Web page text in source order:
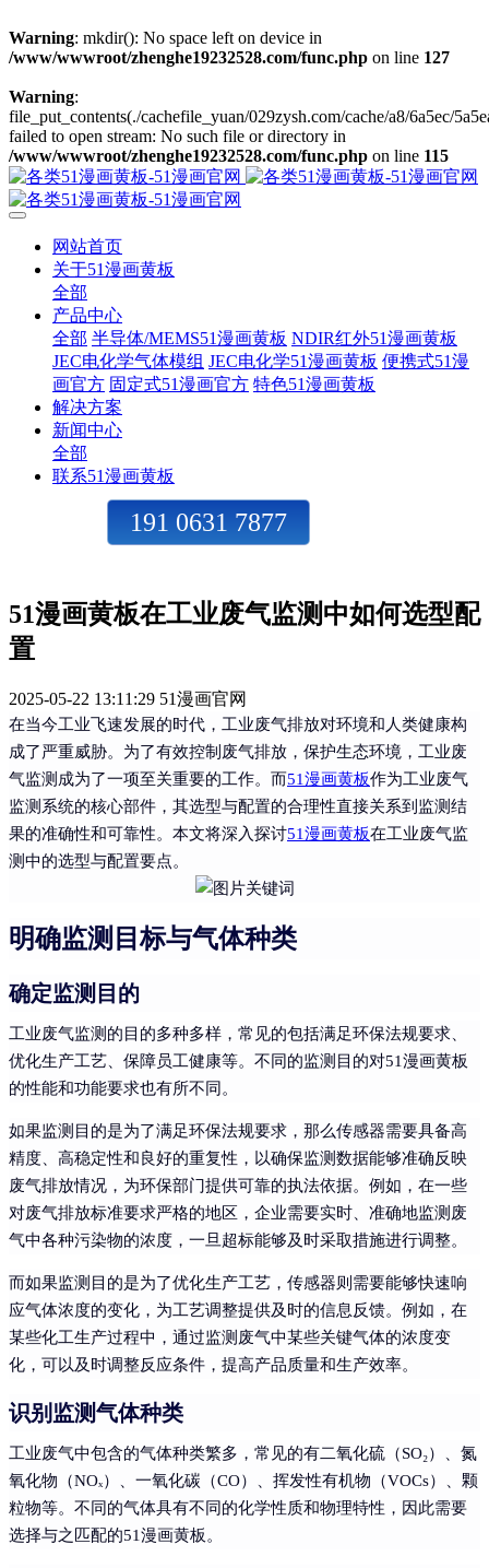
Warning: mkdir(): No space left on device in
/www/wwwroot/zhenghe19232528.com/func.php on line 127
Warning:
file_put_contents(./cachefile_yuan/029zysh.com/cache/a8/6a5ec/
failed to open stream: No such file or directory in
/www/wwwroot/zhenghe19232528.com/func.php on line 115
网站首页
关于51漫画黄板
全部
产品中心
全部 半导体/MEMS51漫画黄板 NDIR红外51漫画黄板
JEC电化学气体模组 JEC电化学51漫画黄板 便携式51漫
画官方 固定式51漫画官方 特色51漫画黄板
解决方案
新闻中心
全部
联系51漫画黄板
191 0631 7877
51漫画黄板在工业废气监测中如何选型配
置
2025-05-22 13:11:29 51漫画官网
在当今工业飞速发展的时代，工业废气排放对环境和人类健康构
成了严重威胁。为了有效控制废气排放，保护生态环境，工业废
气监测成为了一项至关重要的工作。而51漫画黄板作为工业废气
监测系统的核心部件，其选型与配置的合理性直接关系到监测结
果的准确性和可靠性。本文将深入探讨51漫画黄板在工业废气监
测中的选型与配置要点。
明确监测目标与气体种类
确定监测目的
工业废气监测的目的多种多样，常见的包括满足环保法规要求、
优化生产工艺、保障员工健康等。不同的监测目的对51漫画黄板
的性能和功能要求也有所不同。
如果监测目的是为了满足环保法规要求，那么传感器需要具备高
精度、高稳定性和良好的重复性，以确保监测数据能够准确反映
废气排放情况，为环保部门提供可靠的执法依据。例如，在一些
对废气排放标准要求严格的地区，企业需要实时、准确地监测废
气中各种污染物的浓度，一旦超标能够及时采取措施进行调整。
而如果监测目的是为了优化生产工艺，传感器则需要能够快速响
应气体浓度的变化，为工艺调整提供及时的信息反馈。例如，在
某些化工生产过程中，通过监测废气中某些关键气体的浓度变
化，可以及时调整反应条件，提高产品质量和生产效率。
识别监测气体种类
工业废气中包含的气体种类繁多，常见的有二氧化硫（SO₂）、氮
氧化物（NOₓ）、一氧化碳（CO）、挥发性有机物（VOCs）、颗
粒物等。不同的气体具有不同的化学性质和物理特性，因此需要
选择与之匹配的51漫画黄板。